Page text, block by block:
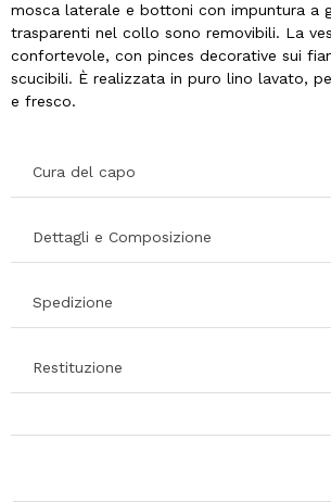
mosca laterale e bottoni con impuntura a
trasparenti nel collo sono removibili. La
confortevole, con pinces decorative sui
scucibili. È realizzata in puro lino lavato,
e fresco.
Cura del capo
Dettagli e Composizione
Spedizione
Restituzione